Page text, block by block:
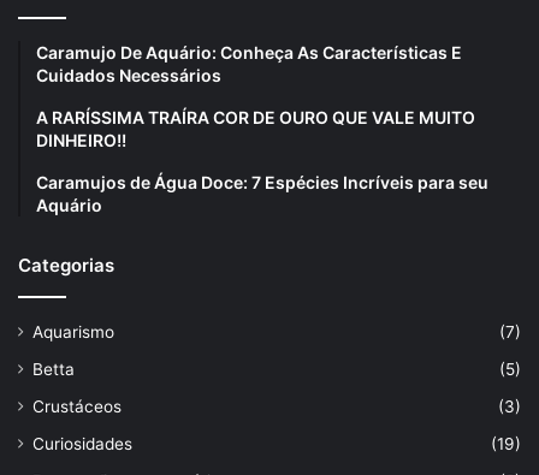
Caramujo De Aquário: Conheça As Características E
Cuidados Necessários
A RARÍSSIMA TRAÍRA COR DE OURO QUE VALE MUITO
DINHEIRO!!
Caramujos de Água Doce: 7 Espécies Incríveis para seu
Aquário
Categorias
Aquarismo
(7)
Betta
(5)
Crustáceos
(3)
Curiosidades
(19)